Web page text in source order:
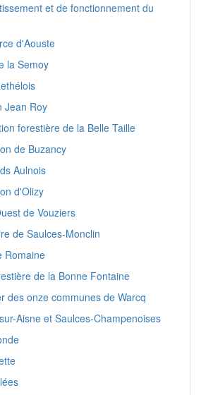
et de fonctionnement du
d'Aouste
la Semoy
Jean Roy
forestière de la Belle Taille
de Buzancy
Aulnois
d'Olizy
de Vouziers
de Saulces-Monclin
Romaine
de la Bonne Fontaine
des onze communes de Warcq
Aisne et Saulces-Champenoises